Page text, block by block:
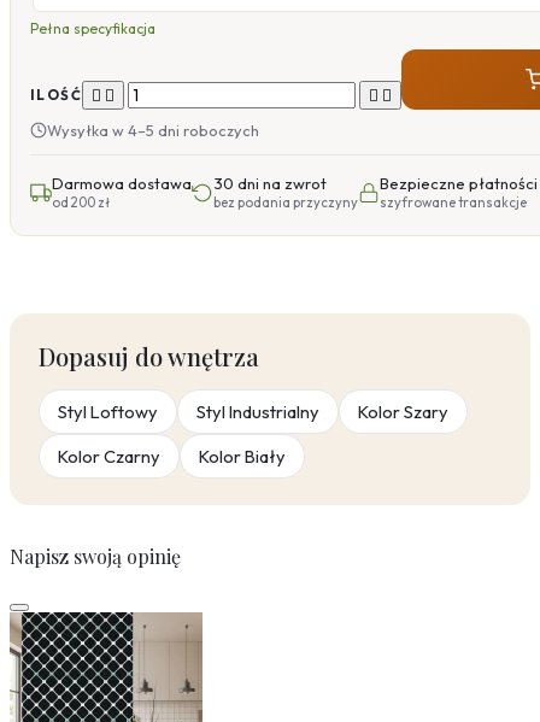
Pełna specyfikacja
ILOŚĆ    
Wysyłka w 4–5 dni roboczych
Darmowa dostawa
od 200 zł
30 dni na zwrot
bez podania przyczyny
Bezpieczne płatności
szyfrowane transakcje
Dopasuj do wnętrza
Styl Loftowy Styl Industrialny
Kolor Szary
Kolor Czarny
Kolor Biały
Napisz swoją opinię